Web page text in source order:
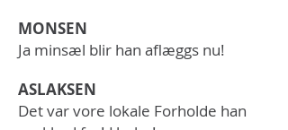
MONSEN
Ja minsæl blir han aflæggs nu!
ASLAKSEN
Det var vore lokale Forholde han